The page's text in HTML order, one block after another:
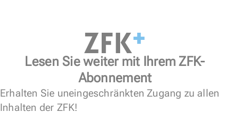
Lesen Sie weiter mit Ihrem ZFK-
Abonnement
Erhalten Sie uneingeschränkten Zugang zu allen
Inhalten der ZFK!